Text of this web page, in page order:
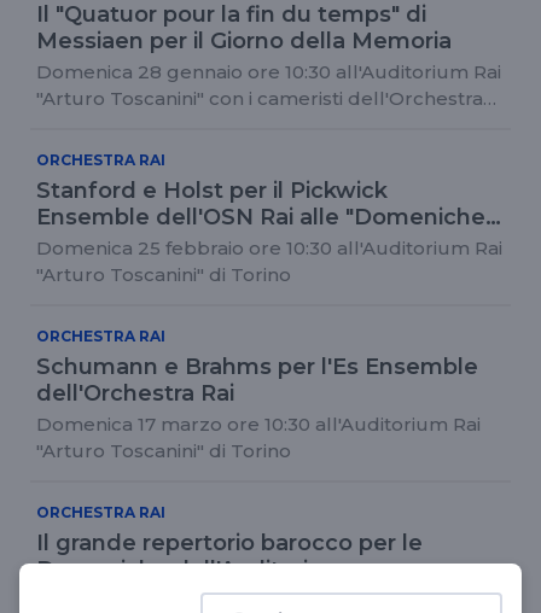
Il "Quatuor pour la fin du temps" di
Messiaen per il Giorno della Memoria
Domenica 28 gennaio ore 10:30 all'Auditorium Rai
"Arturo Toscanini" con i cameristi dell'Orchestra
ORCHESTRA RAI
Stanford e Holst per il Pickwick
Ensemble dell'OSN Rai alle "Domeniche
dell'Auditorium"
Domenica 25 febbraio ore 10:30 all'Auditorium Rai
"Arturo Toscanini" di Torino
ORCHESTRA RAI
Schumann e Brahms per l'Es Ensemble
dell'Orchestra Rai
Domenica 17 marzo ore 10:30 all'Auditorium Rai
"Arturo Toscanini" di Torino
ORCHESTRA RAI
Il grande repertorio barocco per le
Domeniche dell'Auditorium
Domenica 14 aprile ore 10:30 all'Auditorium Rai di